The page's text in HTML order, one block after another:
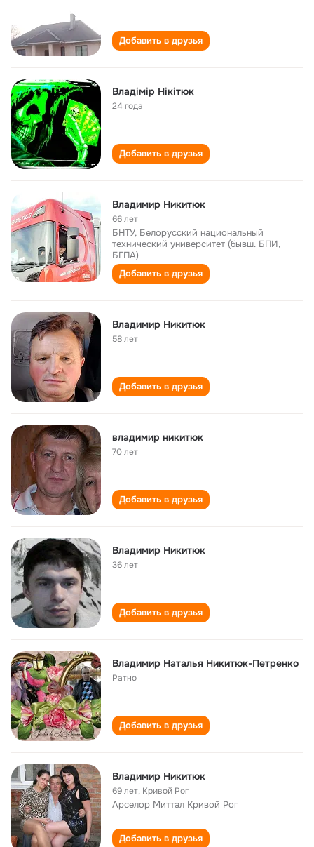
Добавить в друзья
Владімір Нікітюк
24 года
Добавить в друзья
Владимир Никитюк
66 лет
БНТУ, Белорусский национальный
технический университет (бывш. БПИ,
БГПА)
Добавить в друзья
Владимир Никитюк
58 лет
Добавить в друзья
владимир никитюк
70 лет
Добавить в друзья
Владимир Никитюк
36 лет
Добавить в друзья
Владимир Наталья Никитюк-Петренко
Ратно
Добавить в друзья
Владимир Никитюк
69 лет, Кривой Рог
Арселор Миттал Кривой Рог
Добавить в друзья